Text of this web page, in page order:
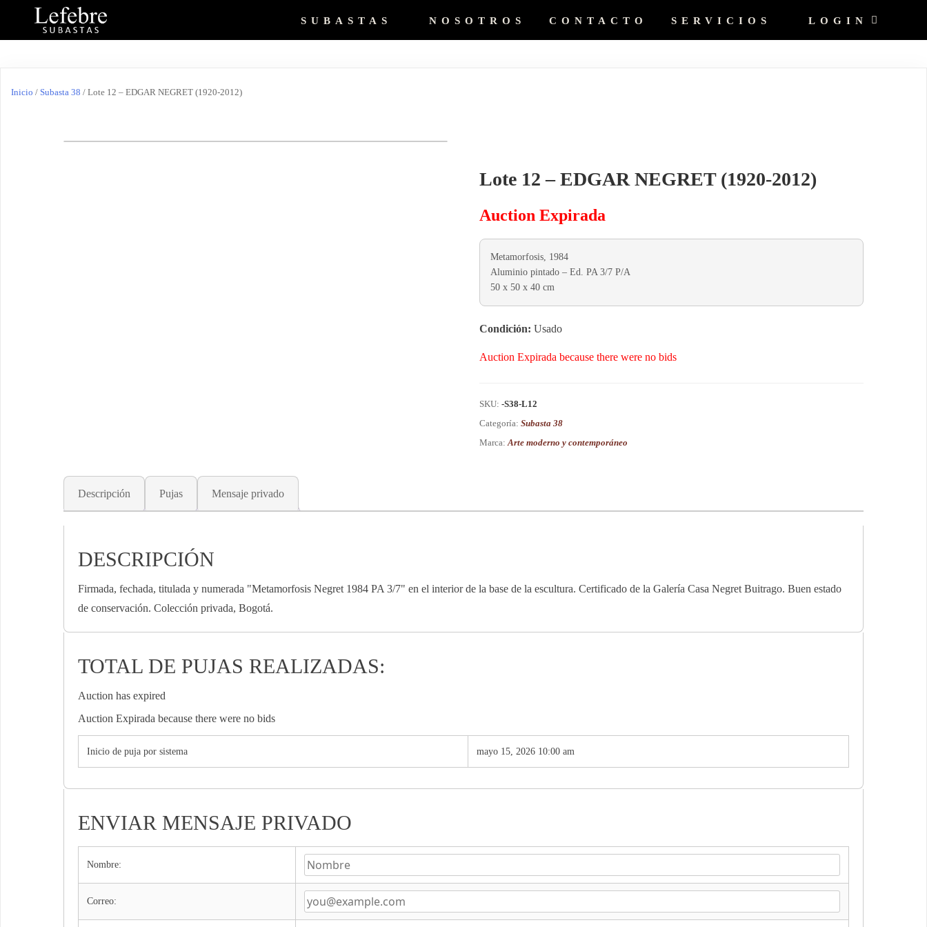
SUBASTAS NOSOTROS CONTACTO SERVICIOS LOGIN
Inicio / Subasta 38 / Lote 12 – EDGAR NEGRET (1920-2012)
Lote 12 – EDGAR NEGRET (1920-2012)
Auction Expirada
Metamorfosis, 1984
Aluminio pintado – Ed. PA 3/7 P/A
50 x 50 x 40 cm
Condición: Usado
Auction Expirada because there were no bids
SKU:-S38-L12
Categoría:Subasta 38
Marca:Arte moderno y contemporáneo
Descripción Pujas Mensaje privado
DESCRIPCIÓN
Firmada, fechada, titulada y numerada "Metamorfosis Negret 1984 PA 3/7" en el interior de la base de la escultura. Certificado de la Galería Casa Negret Buitrago. Buen estado
de conservación. Colección privada, Bogotá.
TOTAL DE PUJAS REALIZADAS:
Auction has expired
Auction Expirada because there were no bids
Inicio de puja por sistema mayo 15, 2026 10:00 am
ENVIAR MENSAJE PRIVADO
Nombre:
Correo: